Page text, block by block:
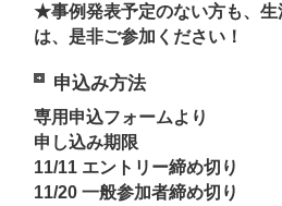
★事例発表予定のない方も、生
は、是非ご参加ください！
申込み方法
専用申込フォームより
申し込み期限
11/11 エントリー締め切り
11/20 一般参加者締め切り